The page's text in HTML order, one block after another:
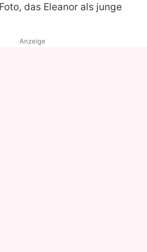
das Eleanor als junge
Anzeige